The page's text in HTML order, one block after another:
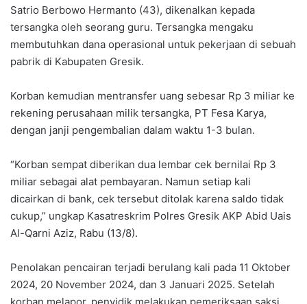
Satrio Berbowo Hermanto (43), dikenalkan kepada
tersangka oleh seorang guru. Tersangka mengaku
membutuhkan dana operasional untuk pekerjaan di sebuah
pabrik di Kabupaten Gresik.
Korban kemudian mentransfer uang sebesar Rp 3 miliar ke
rekening perusahaan milik tersangka, PT Fesa Karya,
dengan janji pengembalian dalam waktu 1-3 bulan.
“Korban sempat diberikan dua lembar cek bernilai Rp 3
miliar sebagai alat pembayaran. Namun setiap kali
dicairkan di bank, cek tersebut ditolak karena saldo tidak
cukup,” ungkap Kasatreskrim Polres Gresik AKP Abid Uais
Al-Qarni Aziz, Rabu (13/8).
Penolakan pencairan terjadi berulang kali pada 11 Oktober
2024, 20 November 2024, dan 3 Januari 2025. Setelah